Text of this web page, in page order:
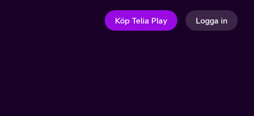
Köp Telia Play Logga in